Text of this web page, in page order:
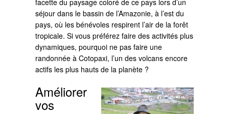
facette du paysage coloré de ce pays lors d’un
séjour dans le bassin de l’Amazonie, à l’est du
pays, où les bénévoles respirent l’air de la forêt
tropicale. Si vous préférez faire des activités plus
dynamiques, pourquoi ne pas faire une
randonnée à Cotopaxi, l’un des volcans encore
actifs les plus hauts de la planète ?
Améliorer
vos